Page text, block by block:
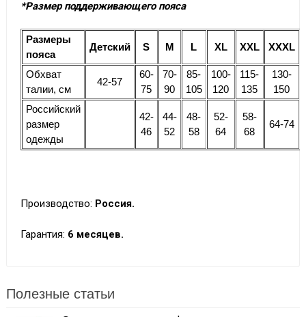
*Размер поддерживающего пояса
Размеры
пояса
Детский S M L XL XXL XXXL
Обхват
талии, см
42-57
60-
75
70-
90
85-
105
100-
120
115-
135
130-
150
Российский
размер
одежды
42-
46
44-
52
48-
58
52-
64
58-
68
64-74
Производство: Россия.
Гарантия: 6 месяцев.
Полезные статьи